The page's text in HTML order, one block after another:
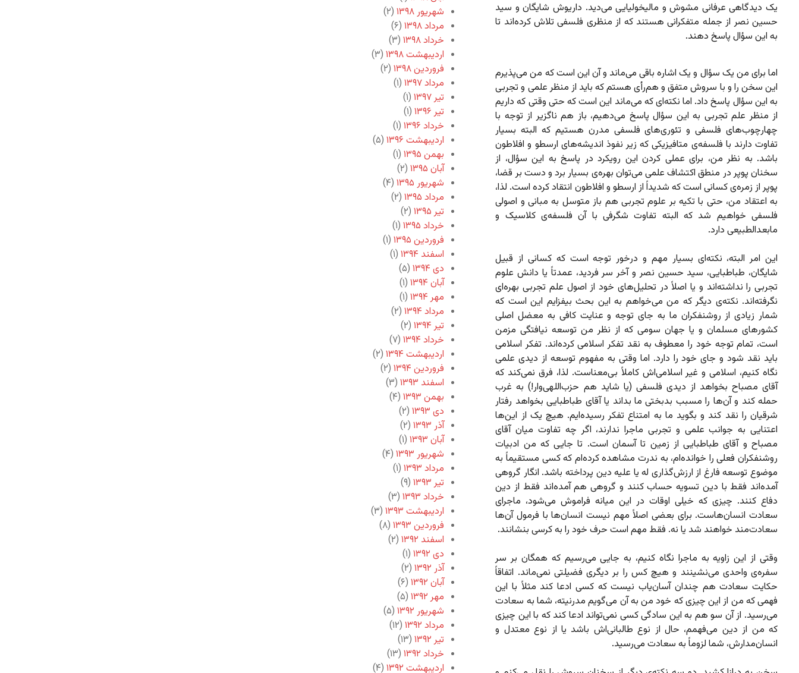
یک دیدگاهی عرفانی مشوش و مالیخولیایی می‌دید. داریوش شایگان و سید
حسین نصر از جمله متفکرانی هستند که از منظری فلسفی تلاش کرده‌اند تا
به این سؤال پاسخ دهند.
اما برای من یک سؤال و یک اشاره باقی می‌ماند و آن این است که من می‌پذیرم
این سخن را و با سروش متفق و هم‌رأی هستم که باید از منظر علمی و تجربی
به این سؤال پاسخ داد. اما نکته‌ای که می‌ماند این است که حتی وقتی که داریم
از منظر علم تجربی به این سؤال پاسخ می‌دهیم، باز هم ناگزیر از توجه با
چهارچوب‌های فلسفی و تئوری‌های فلسفی مدرن هستیم که البته بسیار
تفاوت دارند با فلسفه‌ی متافیزیکی که زیر نفوذ اندیشه‌های ارسطو و افلاطون
باشد. به نظر من، برای عملی کردن این رویکرد در پاسخ به این سؤال، از
سخنان پوپر در منطق اکتشاف علمی می‌توان بهره‌ی بسیار برد و دست بر قضا،
پوپر از زمره‌ی کسانی است که شدیداً از ارسطو و افلاطون انتقاد کرده است. لذا،
به اعتقاد من، حتی با تکیه بر علوم تجربی هم باز متوسل به مبانی و اصولی
فلسفی خواهیم شد که البته تفاوت شگرفی با آن فلسفه‌ی کلاسیک و
مابعدالطبیعی دارد.
این امر البته، نکته‌ای بسیار مهم و درخور توجه است که کسانی از قبیل
شایگان، طباطبایی، سید حسین نصر و آخر سر فردید، عمدتاً یا دانش علوم
تجربی را نداشته‌اند و یا اصلاً در تحلیل‌های خود از اصول علم تجربی بهره‌ای
نگرفته‌اند. نکته‌ی دیگر که من می‌خواهم به این بحث بیفزایم این است که
شمار زیادی از روشنفکران ما به جای توجه و عنایت کافی به معضل اصلی
کشورهای مسلمان و یا جهان سومی که از نظر من توسعه نیافتگی مزمن
است، تمام توجه خود را معطوف به نقد تفکر اسلامی کرده‌اند. تفکر اسلامی
باید نقد شود و جای خود را دارد. اما وقتی به مفهوم توسعه از دیدی علمی
نگاه کنیم، اسلامی و غیر اسلامی‌اش کاملاً بی‌معناست. لذا، فرق نمی‌کند که
آقای مصباح بخواهد از دیدی فلسفی (یا شاید هم حزب‌اللهی‌وار!) به غرب
حمله کند و آن‌ها را مسبب بدبختی ما بداند یا آقای طباطبایی بخواهد رفتار
شرقیان را نقد کند و بگوید ما به امتناع تفکر رسیده‌ایم. هیچ یک از این‌ها
اعتنایی به جوانب علمی و تجربی ماجرا ندارند، اگر چه تفاوت میان آقای
مصباح و آقای طباطبایی از زمین تا آسمان است. تا جایی که من ادبیات
روشنفکران فعلی را خوانده‌ام، به ندرت مشاهده‌ کرده‌ام که کسی مستقیماً به
موضوع توسعه فارغ از ارزش‌گذاری له یا علیه دین پرداخته باشد. انگار گروهی
آمده‌اند فقط با دین تسویه حساب کنند و گروهی هم آمده‌اند فقط از دین
دفاع کنند. چیزی که خیلی اوقات در این میانه فراموش می‌شود، ماجرای
سعادت انسان‌هاست. برای بعضی اصلاً مهم نیست انسان‌ها با فرمول آن‌ها
سعادت‌مند خواهند شد یا نه. فقط مهم است حرف خود را به کرسی بنشانند.
وقتی از این زاویه به ماجرا نگاه کنیم، به جایی می‌رسیم که همگان بر سر
سفره‌ی واحدی می‌نشینند و هیچ کس را بر دیگری فضیلتی نمی‌ماند. اتفاقاً
حکایت سعادت هم چندان آسان‌یاب نیست که کسی ادعا کند مثلاً با این
فهمی که من از این چیزی که خود من به آن می‌گویم مدرنیته، شما به سعادت
می‌رسید. از آن سو هم به این سادگی کسی نمی‌تواند ادعا کند که با این چیزی
که من از دین می‌فهمم، حال از نوع طالبانی‌اش باشد یا از نوع معتدل و
انسان‌مدارش، شما لزوماً به سعادت می‌رسید.
شهریور ۱۳۹۸
(۲)
مرداد ۱۳۹۸
(۶)
خرداد ۱۳۹۸
(۳)
اردیبهشت ۱۳۹۸
(۳)
فروردین ۱۳۹۸
(۲)
مرداد ۱۳۹۷
(۱)
تیر ۱۳۹۷
(۱)
تیر ۱۳۹۶
(۱)
خرداد ۱۳۹۶
(۱)
اردیبهشت ۱۳۹۶
(۵)
بهمن ۱۳۹۵
(۱)
آبان ۱۳۹۵
(۲)
شهریور ۱۳۹۵
(۴)
مرداد ۱۳۹۵
(۲)
تیر ۱۳۹۵
(۲)
خرداد ۱۳۹۵
(۱)
فروردین ۱۳۹۵
(۱)
اسفند ۱۳۹۴
(۱)
دی ۱۳۹۴
(۵)
آبان ۱۳۹۴
(۱)
مهر ۱۳۹۴
(۱)
مرداد ۱۳۹۴
(۲)
تیر ۱۳۹۴
(۲)
خرداد ۱۳۹۴
(۷)
اردیبهشت ۱۳۹۴
(۲)
فروردین ۱۳۹۴
(۲)
اسفند ۱۳۹۳
(۳)
بهمن ۱۳۹۳
(۴)
دی ۱۳۹۳
(۲)
آذر ۱۳۹۳
(۲)
آبان ۱۳۹۳
(۱)
شهریور ۱۳۹۳
(۴)
مرداد ۱۳۹۳
(۱)
تیر ۱۳۹۳
(۹)
خرداد ۱۳۹۳
(۳)
اردیبهشت ۱۳۹۳
(۳)
فروردین ۱۳۹۳
(۸)
اسفند ۱۳۹۲
(۲)
دی ۱۳۹۲
(۱)
آذر ۱۳۹۲
(۲)
آبان ۱۳۹۲
(۶)
مهر ۱۳۹۲
(۵)
شهریور ۱۳۹۲
(۵)
مرداد ۱۳۹۲
(۱۲)
تیر ۱۳۹۲
(۱۳)
خرداد ۱۳۹۲
(۱۳)
اردیبهشت ۱۳۹۲
(۴)